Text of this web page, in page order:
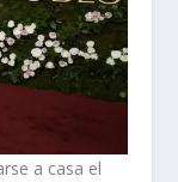
a casa el